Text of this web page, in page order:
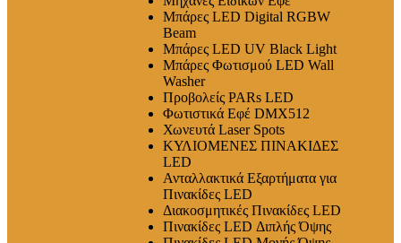
Μπάρες LED Digital RGBW
Beam
Μπάρες LED UV Black Light
Μπάρες Φωτισμού LED Wall
Washer
Προβολείς PARs LED
Φωτιστικά Εφέ DMX512
Χωνευτά Laser Spots
ΚΥΛΙΟΜΕΝΕΣ ΠΙΝΑΚΙΔΕΣ
LED
Ανταλλακτικά Εξαρτήματα για
Πινακίδες LED
Διακοσμητικές Πινακίδες LED
Πινακίδες LED Διπλής Όψης